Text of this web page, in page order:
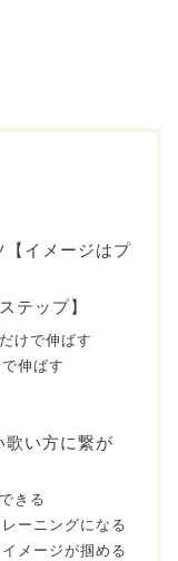
【イメージはプ
テップ】
けで伸ばす
伸ばす
歌い方に繋が
きる
ーニングになる
メージが掴める